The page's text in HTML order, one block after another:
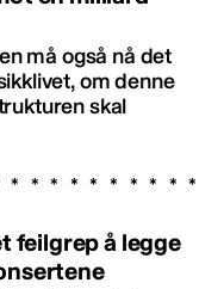
må også nå det
om denne
skal
feilgrep å legge